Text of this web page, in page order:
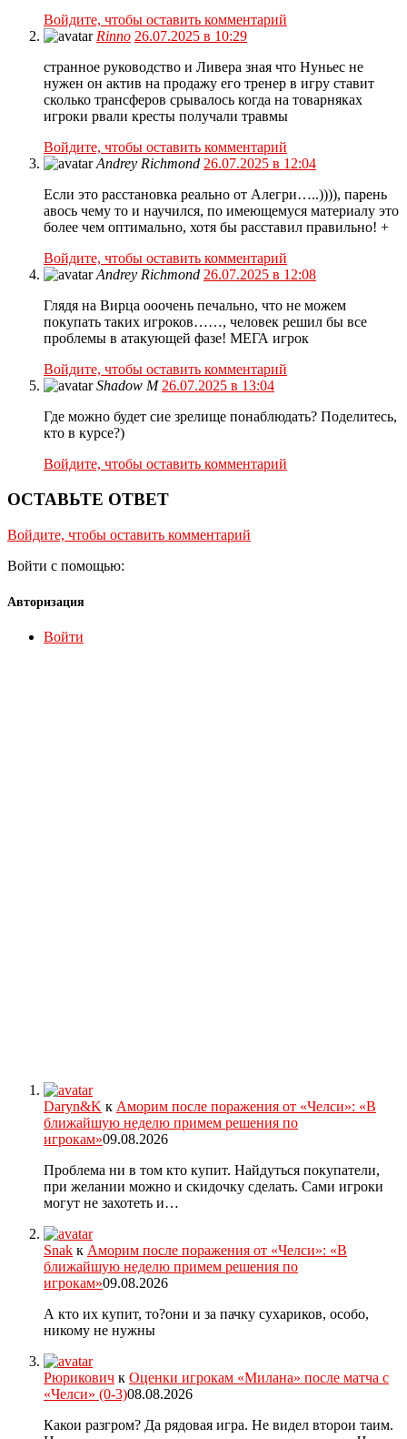
Войдите, чтобы оставить комментарий
Rinno 26.07.2025 в 10:29
странное руководство и Ливера зная что Нуньес не
нужен он актив на продажу его тренер в игру ставит
сколько трансферов срывалось когда на товарняках
игроки рвали кресты получали травмы
Войдите, чтобы оставить комментарий
Andrey Richmond 26.07.2025 в 12:04
Если это расстановка реально от Алегри…..)))), парень
авось чему то и научился, по имеющемуся материалу это
более чем оптимально, хотя бы расставил правильно! +
Войдите, чтобы оставить комментарий
Andrey Richmond 26.07.2025 в 12:08
Глядя на Вирца ооочень печально, что не можем
покупать таких игроков……, человек решил бы все
проблемы в атакующей фазе! МЕГА игрок
Войдите, чтобы оставить комментарий
Shadow M 26.07.2025 в 13:04
Где можно будет сие зрелище понаблюдать? Поделитесь,
кто в курсе?)
Войдите, чтобы оставить комментарий
ОСТАВЬТЕ ОТВЕТ
Войдите, чтобы оставить комментарий
Войти с помощью:
Авторизация
Войти
Daryn&K к Аморим после поражения от «Челси»: «В
ближайшую неделю примем решения по
игрокам»09.08.2026
Проблема ни в том кто купит. Найдуться покупатели,
при желании можно и скидочку сделать. Сами игроки
могут не захотеть и…
Snak к Аморим после поражения от «Челси»: «В
ближайшую неделю примем решения по
игрокам»09.08.2026
А кто их купит, то?они и за пачку сухариков, особо,
никому не нужны
Рюрикович к Оценки игрокам «Милана» после матча с
«Челси» (0-3)08.08.2026
Какои разгром? Да рядовая игра. Не видел второи таим.